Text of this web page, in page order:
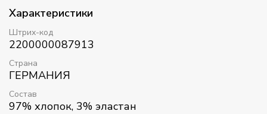
Характеристики
Штрих-код
2200000087913
Страна
ГЕРМАНИЯ
Состав
97% хлопок, 3% эластан